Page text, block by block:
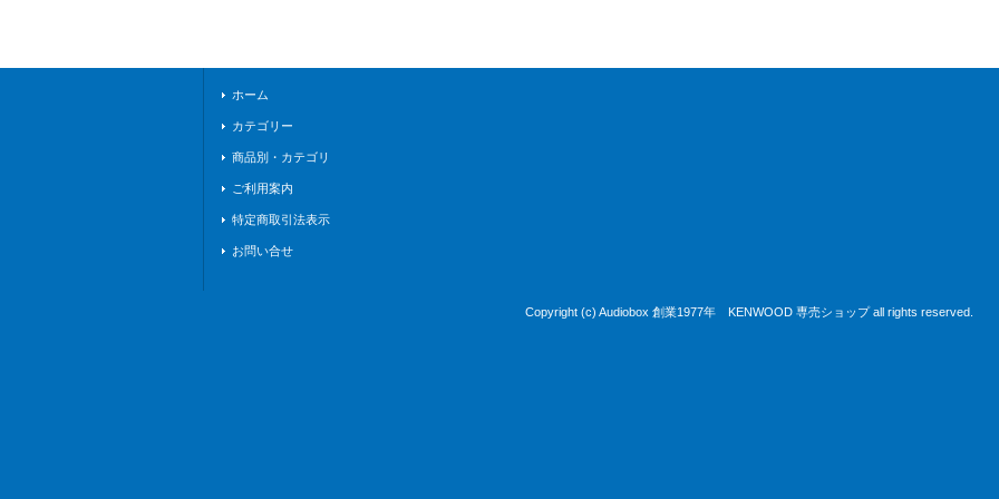
ホーム
カテゴリー
商品別・カテゴリ
ご利用案内
特定商取引法表示
お問い合せ
Copyright (c) Audiobox 創業1977年 KENWOOD 専売ショップ all rights reserved.